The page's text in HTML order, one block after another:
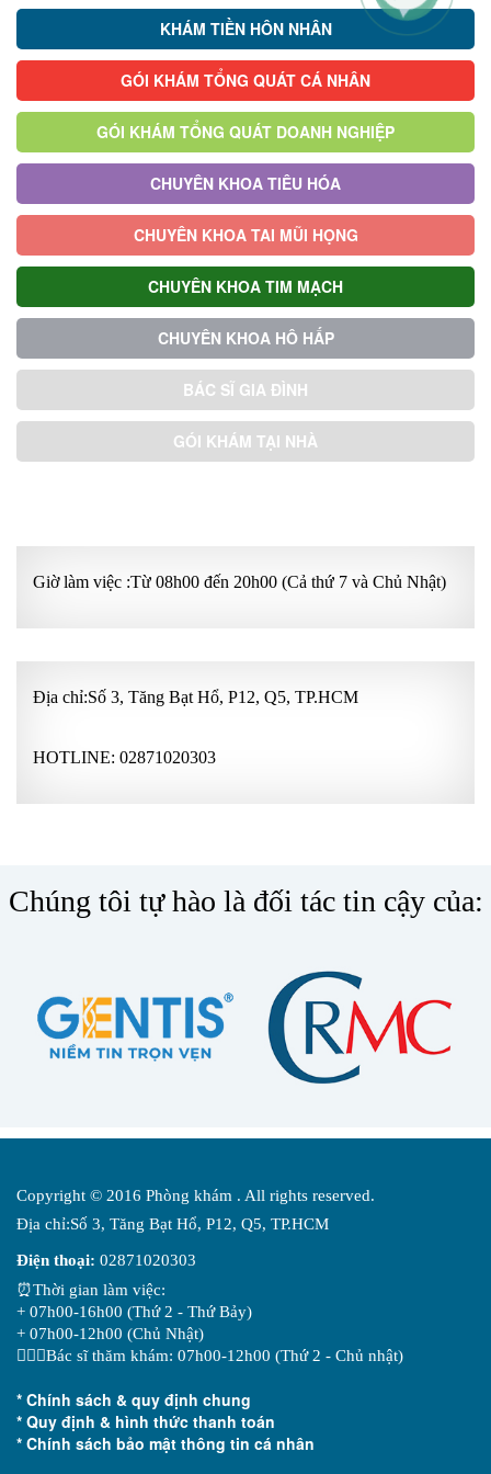
KHÁM TIỀN HÔN NHÂN
GÓI KHÁM TỔNG QUÁT CÁ NHÂN
GÓI KHÁM TỔNG QUÁT DOANH NGHIỆP
CHUYÊN KHOA TIÊU HÓA
CHUYÊN KHOA TAI MŨI HỌNG
CHUYÊN KHOA TIM MẠCH
CHUYÊN KHOA HÔ HẤP
BÁC SĨ GIA ĐÌNH
GÓI KHÁM TẠI NHÀ
Giờ làm việc :Từ 08h00 đến 20h00 (Cả thứ 7 và Chủ Nhật)
Địa chỉ:Số 3, Tăng Bạt Hổ, P12, Q5, TP.HCM
HOTLINE: 02871020303
Chúng tôi tự hào là đối tác tin cậy của:
Copyright © 2016 Phòng khám . All rights reserved.
Địa chỉ:Số 3, Tăng Bạt Hổ, P12, Q5, TP.HCM
Điện thoại: 02871020303
⏰Thời gian làm việc:
+ 07h00-16h00 (Thứ 2 - Thứ Bảy)
+ 07h00-12h00 (Chủ Nhật)
👨🏻‍⚕️Bác sĩ thăm khám: 07h00-12h00 (Thứ 2 - Chủ nhật)
* Chính sách & quy định chung
* Quy định & hình thức thanh toán
* Chính sách bảo mật thông tin cá nhân